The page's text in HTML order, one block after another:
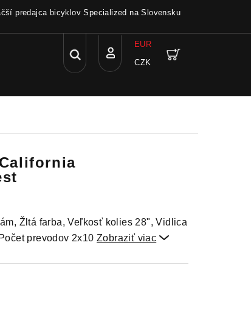
predajca bicyklov Specialized na Slovensku
Hľadať
Prihlásenie
EUR
CZK
košík
Žltá farba, Veľkosť kolies 28", Vidlica
prevodov 2x10 Zobraziť viac 